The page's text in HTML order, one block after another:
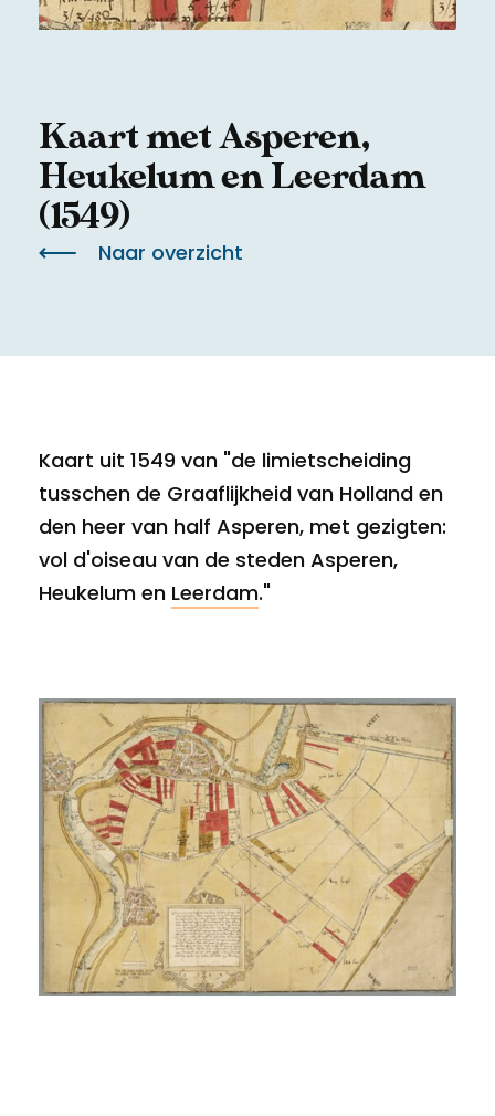
Voorwaarden
Kaart met Asperen,
Heukelum en Leerdam
(1549)
Naar overzicht
Kaart uit 1549 van "de limietscheiding
tusschen de Graaflijkheid van Holland en
den heer van half Asperen, met gezigten:
vol d'oiseau van de steden Asperen,
Heukelum en Leerdam."